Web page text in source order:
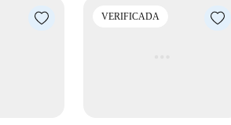
VERIFICADA